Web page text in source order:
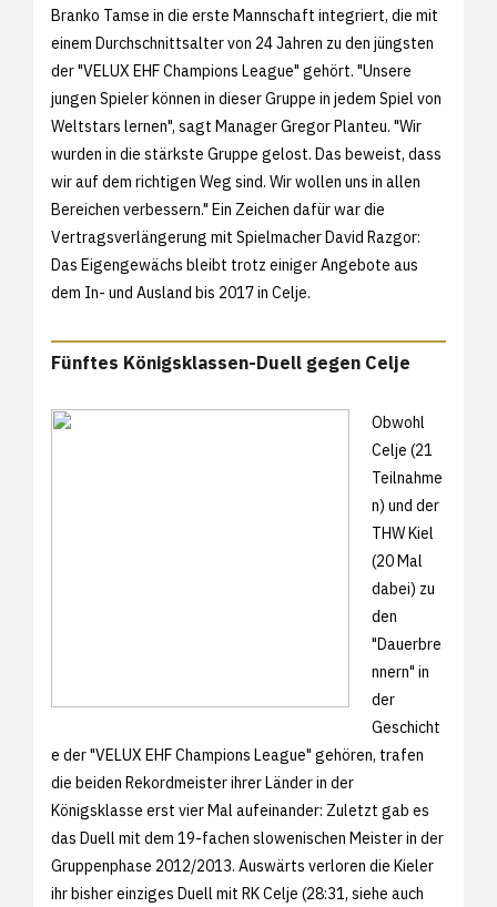
Branko Tamse in die erste Mannschaft integriert, die mit
einem Durchschnittsalter von 24 Jahren zu den jüngsten
der "VELUX EHF Champions League" gehört. "Unsere
jungen Spieler können in dieser Gruppe in jedem Spiel von
Weltstars lernen", sagt Manager Gregor Planteu. "Wir
wurden in die stärkste Gruppe gelost. Das beweist, dass
wir auf dem richtigen Weg sind. Wir wollen uns in allen
Bereichen verbessern." Ein Zeichen dafür war die
Vertragsverlängerung mit Spielmacher David Razgor:
Das Eigengewächs bleibt trotz einiger Angebote aus
dem In- und Ausland bis 2017 in Celje.
Fünftes Königsklassen-Duell gegen Celje
Obwohl
Celje (21
Teilnahme
n) und der
THW Kiel
(20 Mal
dabei) zu
den
"Dauerbre
nnern" in
der
Geschicht
e der "VELUX EHF Champions League" gehören, trafen
die beiden Rekordmeister ihrer Länder in der
Königsklasse erst vier Mal aufeinander: Zuletzt gab es
das Duell mit dem 19-fachen slowenischen Meister in der
Gruppenphase 2012/2013. Auswärts verloren die Kieler
ihr bisher einziges Duell mit RK Celje (28:31, siehe auch